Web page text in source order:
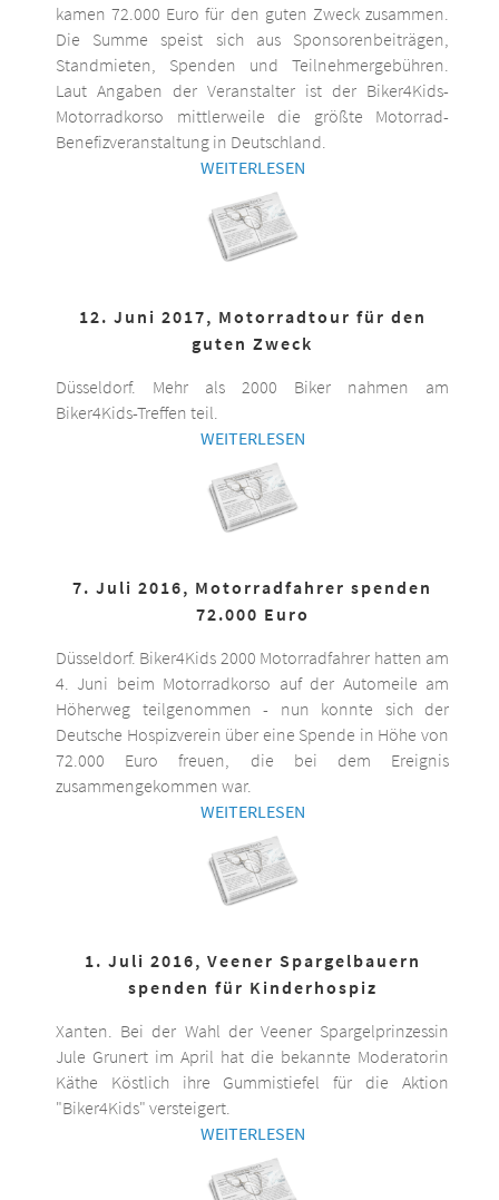
kamen 72.000 Euro für den guten Zweck zusammen.
Die Summe speist sich aus Sponsorenbeiträgen,
Standmieten, Spenden und Teilnehmergebühren.
Laut Angaben der Veranstalter ist der Biker4Kids-
Motorradkorso mittlerweile die größte Motorrad-
Benefizveranstaltung in Deutschland.
WEITERLESEN
12. Juni 2017, Motorradtour für den
guten Zweck
Düsseldorf. Mehr als 2000 Biker nahmen am
Biker4Kids-Treffen teil.
WEITERLESEN
7. Juli 2016, Motorradfahrer spenden
72.000 Euro
Düsseldorf. Biker4Kids 2000 Motorradfahrer hatten am
4. Juni beim Motorradkorso auf der Automeile am
Höherweg teilgenommen - nun konnte sich der
Deutsche Hospizverein über eine Spende in Höhe von
72.000 Euro freuen, die bei dem Ereignis
zusammengekommen war.
WEITERLESEN
1. Juli 2016, Veener Spargelbauern
spenden für Kinderhospiz
Xanten. Bei der Wahl der Veener Spargelprinzessin
Jule Grunert im April hat die bekannte Moderatorin
Käthe Köstlich ihre Gummistiefel für die Aktion
"Biker4Kids" versteigert.
WEITERLESEN